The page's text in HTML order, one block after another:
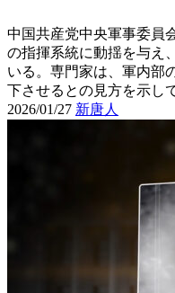
中国共産党中央軍事委員
の指揮系統に動揺を与え
いる。専門家は、軍内部
下させるとの見方を示し
2026/01/27 新唐人